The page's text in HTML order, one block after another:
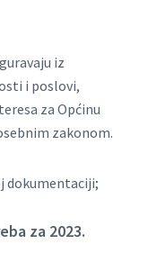
iz
i poslovi,
za Općinu
zakonom.
dokumentaciji;
za 2023.